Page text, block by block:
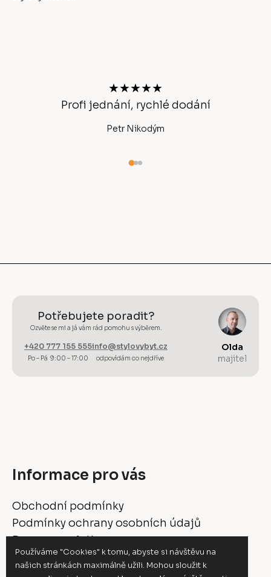
Používáme "Cookies" k tomu, abyste si návštěvu na
našich stránkách maximálně užili. Mohou sloužit k
★★★★★
Profi jednání, rychlé dodání
Petr Nikodým
Potřebujete poradit?
Ozvěte se mi a já vám rád pomohu s výběrem.
+420 777 155 555
Po – Pá 9:00 – 17:00
info@stylovybyt.cz
odpovídám co nejdříve
Olda
majitel
Informace pro vás
Obchodní podmínky
Podmínky ochrany osobních údajů
Doprava a platba
Vrácení a reklamace
Moje objednávka